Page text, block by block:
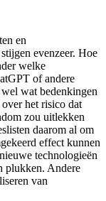
en
evenzeer. Hoe
welke
of andere
wat bedenkingen
het risico dat
zou uitlekken
daarom al om
effect kunnen
technologieën
plukken. Andere
van